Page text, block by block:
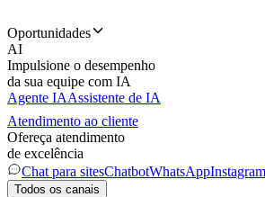
Oportunidades
AI
Impulsione o desempenho
da sua equipe com IA
Agente IAAssistente de IA
Atendimento ao cliente
Ofereça atendimento
de excelência
Chat para sitesChatbotWhatsAppInstagram
Todos os canais